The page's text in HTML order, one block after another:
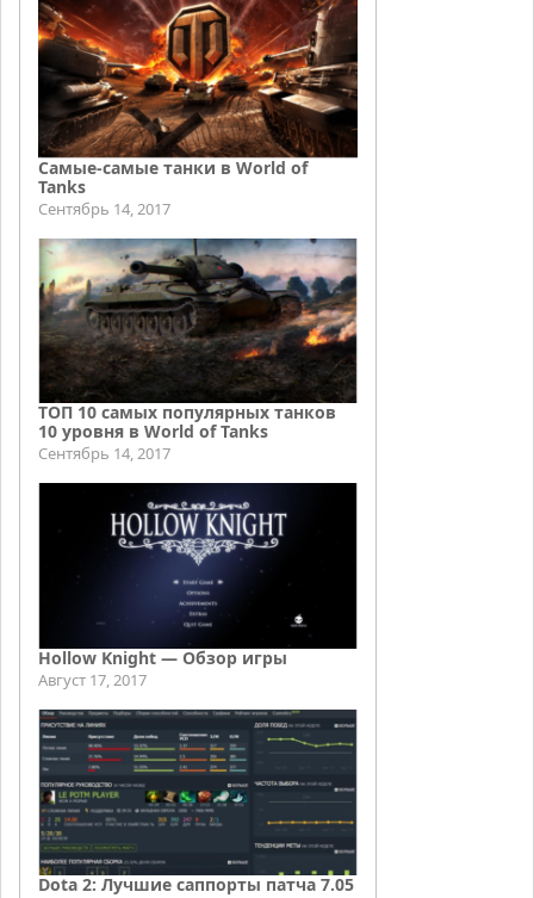
Самые-самые танки в World of
Tanks
Сентябрь 14, 2017
ТОП 10 самых популярных танков
10 уровня в World of Tanks
Сентябрь 14, 2017
Hollow Knight — Обзор игры
Август 17, 2017
Dota 2: Лучшие саппорты патча 7.05